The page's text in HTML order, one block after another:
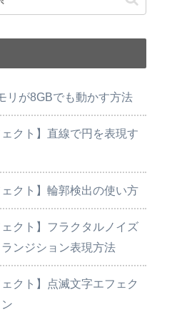
リが8GBでも動かす方法
ェクト】直線で円を表現す
ェクト】輪郭検出の使い方
ェクト】フラクタルノイズ
ンジション表現方法
ェクト】点滅文字エフェク